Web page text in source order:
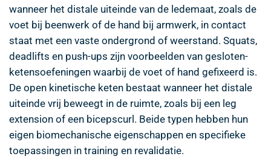
wanneer het distale uiteinde van de ledemaat, zoals de
voet bij beenwerk of de hand bij armwerk, in contact
staat met een vaste ondergrond of weerstand. Squats,
deadlifts en push-ups zijn voorbeelden van gesloten-
ketensoefeningen waarbij de voet of hand gefixeerd is.
De open kinetische keten bestaat wanneer het distale
uiteinde vrij beweegt in de ruimte, zoals bij een leg
extension of een bicepscurl. Beide typen hebben hun
eigen biomechanische eigenschappen en specifieke
toepassingen in training en revalidatie.